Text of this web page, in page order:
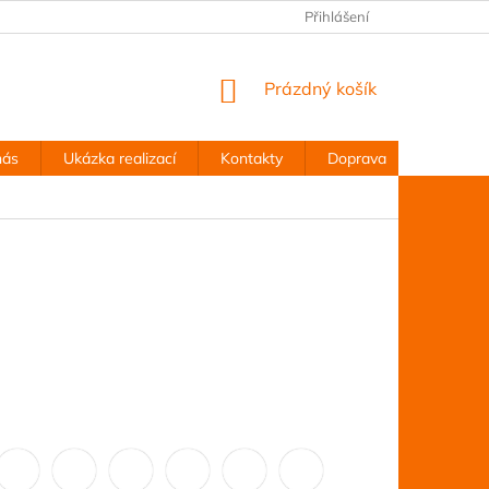
Přihlášení
NÁKUPNÍ
Prázdný košík
Ukázka realizací Kontakty Doprava